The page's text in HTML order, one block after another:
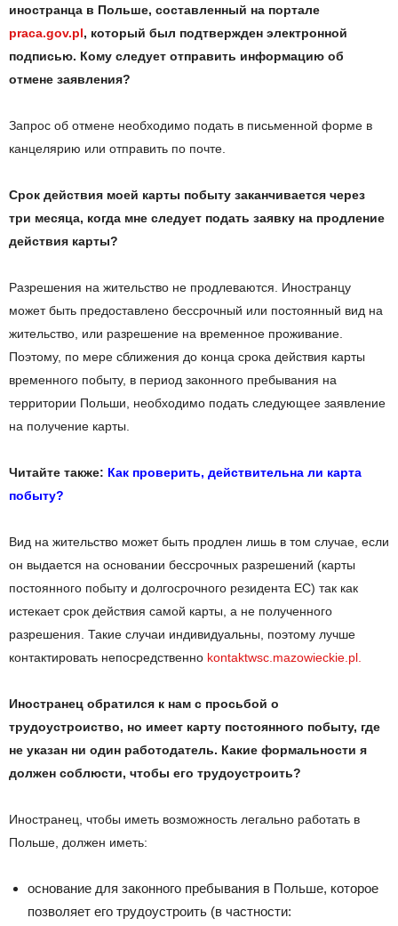
иностранца в Польше, составленный на портале
praca.gov.pl, который был подтвержден электронной
подписью. Кому следует отправить информацию об
отмене заявления?
Запрос об отмене необходимо подать в письменной форме в
канцелярию или отправить по почте.
Срок действия моей карты побыту заканчивается через
три месяца, когда мне следует подать заявку на продление
действия карты?
Разрешения на жительство не продлеваются. Иностранцу
может быть предоставлено бессрочный или постоянный вид на
жительство, или разрешение на временное проживание.
Поэтому, по мере сближения до конца срока действия карты
временного побыту, в период законного пребывания на
территории Польши, необходимо подать следующее заявление
на получение карты.
Читайте также: Как проверить, действительна ли карта
побыту?
Вид на жительство может быть продлен лишь в том случае, если
он выдается на основании бессрочных разрешений (карты
постоянного побыту и долгосрочного резидента ЕС) так как
истекает срок действия самой карты, а не полученного
разрешения. Такие случаи индивидуальны, поэтому лучше
контактировать непосредственно kontaktwsc.mazowieckie.pl.
Иностранец обратился к нам с просьбой о
трудоустроиство, но имеет карту постоянного побыту, где
не указан ни один работодатель. Какие формальности я
должен соблюсти, чтобы его трудоустроить?
Иностранец, чтобы иметь возможность легально работать в
Польше, должен иметь:
основание для законного пребывания в Польше, которое
позволяет его трудоустроить (в частности: